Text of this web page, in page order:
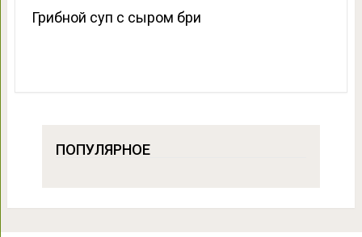
Грибной суп с сыром бри
ПОПУЛЯРНОЕ